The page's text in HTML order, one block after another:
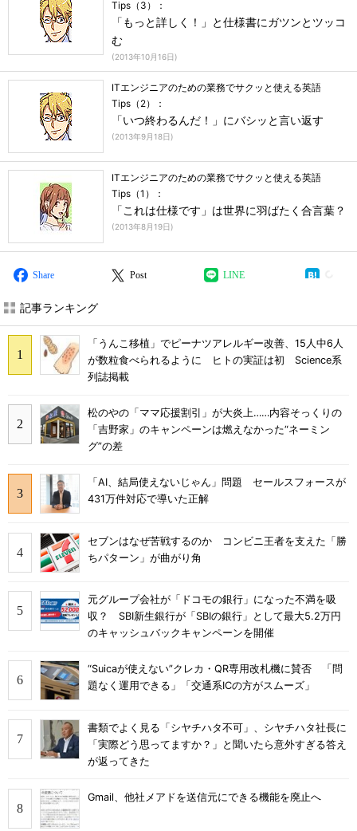
Tips（3）：
「もっと詳しく！」と仕様書にガツンとツッコ
む
(2013年10月16日)
ITエンジニアのための業務でサクッと使える英語
Tips（2）：
「いつ終わるんだ！」にバシッと言い返す
(2013年9月18日)
ITエンジニアのための業務でサクッと使える英語
Tips（1）：
「これは仕様です」は世界に羽ばたく合言葉？
(2013年8月19日)
Share Post LINE
記事ランキング
「うんこ移植」でピーナツアレルギー改善、15人中6人
が数粒食べられるように ヒトの実証は初 Science系
列誌掲載
松のやの「ママ応援割引」が大炎上……内容そっくりの
「吉野家」のキャンペーンは燃えなかった“ネーミン
グ”の差
「AI、結局使えないじゃん」問題 セールスフォースが
431万件対応で導いた正解
セブンはなぜ苦戦するのか コンビニ王者を支えた「勝
ちパターン」が曲がり角
元グループ会社が「ドコモの銀行」になった不満を吸
収？ SBI新生銀行が「SBIの銀行」として最大5.2万円
のキャッシュバックキャンペーンを開催
“Suicaが使えない”クレカ・QR専用改札機に賛否 「問
題なく運用できる」「交通系ICの方がスムーズ」
書類でよく見る「シヤチハタ不可」、シヤチハタ社長に
「実際どう思ってますか？」と聞いたら意外すぎる答え
が返ってきた
Gmail、他社メアドを送信元にできる機能を廃止へ